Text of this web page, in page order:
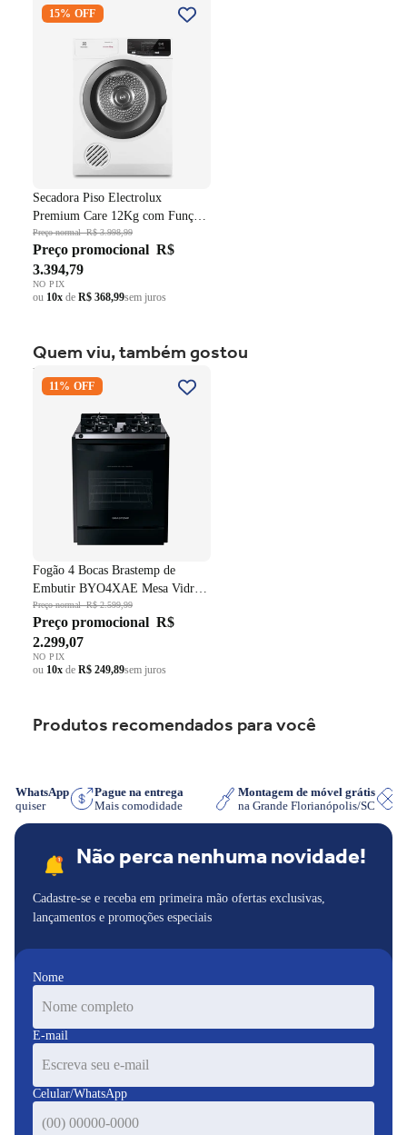
Premium Care 12Kg com
Branco 220V
15% OFF
Secadora Piso Electrolux
Premium Care 12Kg com Função
AutoSense SFP12 Branco 220V
Preço normalR$ 3.998,99
Preço promocional R$
3.394,79
NO PIX
ou 10x de R$ 368,99sem juros
Quem viu, também gostou
Fogão 4 Bocas Brastemp de
Embutir BYO4XAE Mesa
Fundido Dupla Chama Preto
11% OFF
Fogão 4 Bocas Brastemp de
Embutir BYO4XAE Mesa Vidro
Grade em Ferro Fundido Dupla
Chama Preto Bivolt
Preço normalR$ 2.599,99
Preço promocional R$
2.299,07
NO PIX
ou 10x de R$ 249,89sem juros
Produtos recomendados para você
no WhatsApp
quiser
Pague na entrega
Mais comodidade
Montagem de móvel grátis
na Grande Florianópolis/SC
Não perca nenhuma novidade!
Cadastre-se e receba em primeira mão ofertas exclusivas,
lançamentos e promoções especiais
Nome
E-mail
Celular/WhatsApp